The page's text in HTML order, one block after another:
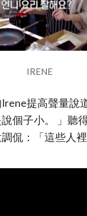
IRENE
提高聲量說
個子小。 」聽
侃：「這些人